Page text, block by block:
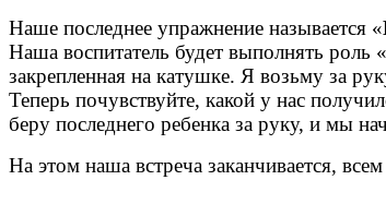
Наше последнее упражнение называется «
Наша воспитатель будет выполнять роль
закрепленная на катушке. Я возьму за
Теперь почувствуйте, какой у нас
беру последнего ребенка за руку, и мы
На этом наша встреча заканчивается,